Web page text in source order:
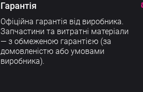
Гарантія
Офіційна гарантія від виробника.
Запчастини та витратні матеріали
— з обмеженою гарантією (за
домовленістю або умовами
виробника).